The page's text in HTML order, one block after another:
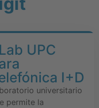
UPC
I+D
universitario
permite la